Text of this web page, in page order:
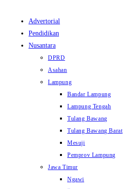
Advertorial
Pendidikan
Nusantara
DPRD
Asahan
Lampung
Bandar Lampung
Lampung Tengah
Tulang Bawang
Tulang Bawang Barat
Mesuji
Pemprov Lampung
Jawa Timur
Ngawi